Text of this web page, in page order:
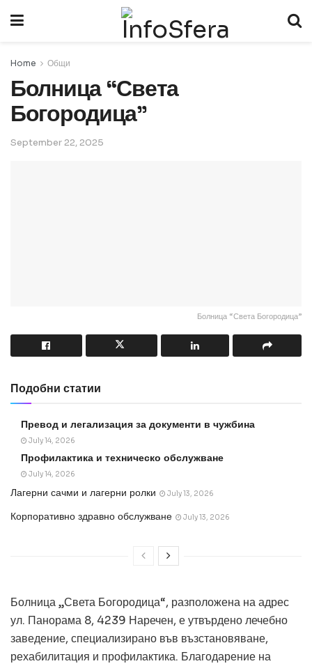
Home Общи
Болница “Света
Богородица”
September 22, 2025
Болница “Света Богородица”
Подобни статии
Превод и легализация за документи в чужбина
July 14, 2026
Профилактика и техническо обслужване
July 14, 2026
Лагерни сачми и лагерни ролки July 13, 2026
Корпоративно здравно обслужване July 13, 2026
Болница „Света Богородица“, разположена на адрес
ул. Панорама 8, 4239 Наречен, е утвърдено лечебно
заведение, специализирано във възстановяване,
рехабилитация и профилактика. Благодарение на